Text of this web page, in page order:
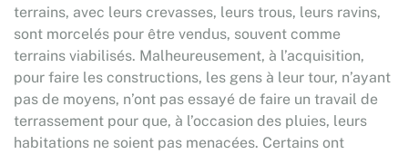
terrains, avec leurs crevasses, leurs trous, leurs ravins,
sont morcelés pour être vendus, souvent comme
terrains viabilisés. Malheureusement, à l’acquisition,
pour faire les constructions, les gens à leur tour, n’ayant
pas de moyens, n’ont pas essayé de faire un travail de
terrassement pour que, à l’occasion des pluies, leurs
habitations ne soient pas menacées. Certains ont